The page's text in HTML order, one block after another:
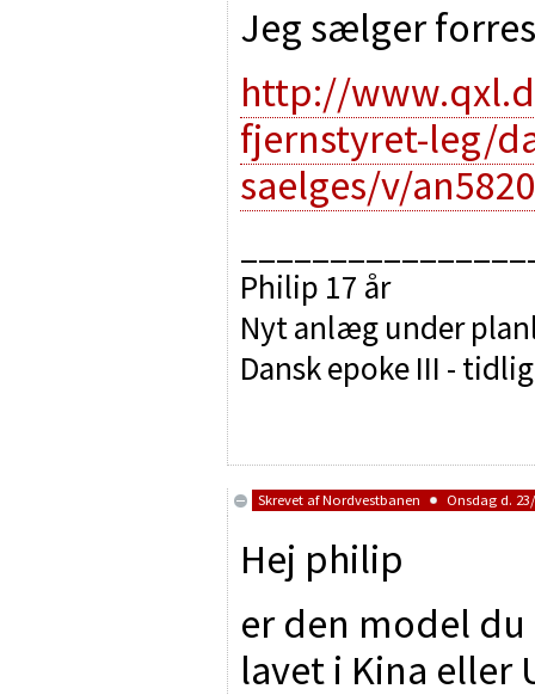
Jeg sælger
http://
fjernstyret-leg/
saelges/v/
Philip 17 år
Nyt anlæg under
Dansk epoke III -
Skrevet afNordvestbanen Onsdag d.
Hej philip
er den model du
lavet i Kina eller